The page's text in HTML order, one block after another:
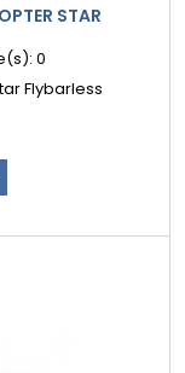
STAR
0
Flybarless